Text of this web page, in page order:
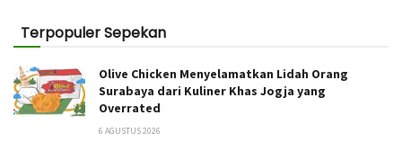
Terpopuler Sepekan
Olive Chicken Menyelamatkan Lidah Orang
Surabaya dari Kuliner Khas Jogja yang
Overrated
6 AGUSTUS 2026